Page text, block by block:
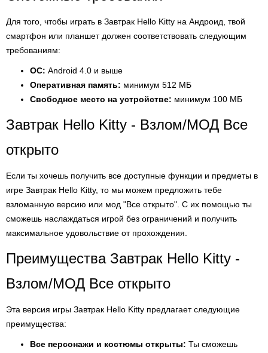
Для того, чтобы играть в Завтрак Hello Kitty на Андроид, твой
смартфон или планшет должен соответствовать следующим
требованиям:
ОС: Android 4.0 и выше
Оперативная память: минимум 512 МБ
Свободное место на устройстве: минимум 100 МБ
Завтрак Hello Kitty - Взлом/МОД Все
открыто
Если ты хочешь получить все доступные функции и предметы в
игре Завтрак Hello Kitty, то мы можем предложить тебе
взломанную версию или мод "Все открыто". С их помощью ты
сможешь наслаждаться игрой без ограничений и получить
максимальное удовольствие от прохождения.
Преимущества Завтрак Hello Kitty -
Взлом/МОД Все открыто
Эта версия игры Завтрак Hello Kitty предлагает следующие
преимущества:
Все персонажи и костюмы открыты: Ты сможешь